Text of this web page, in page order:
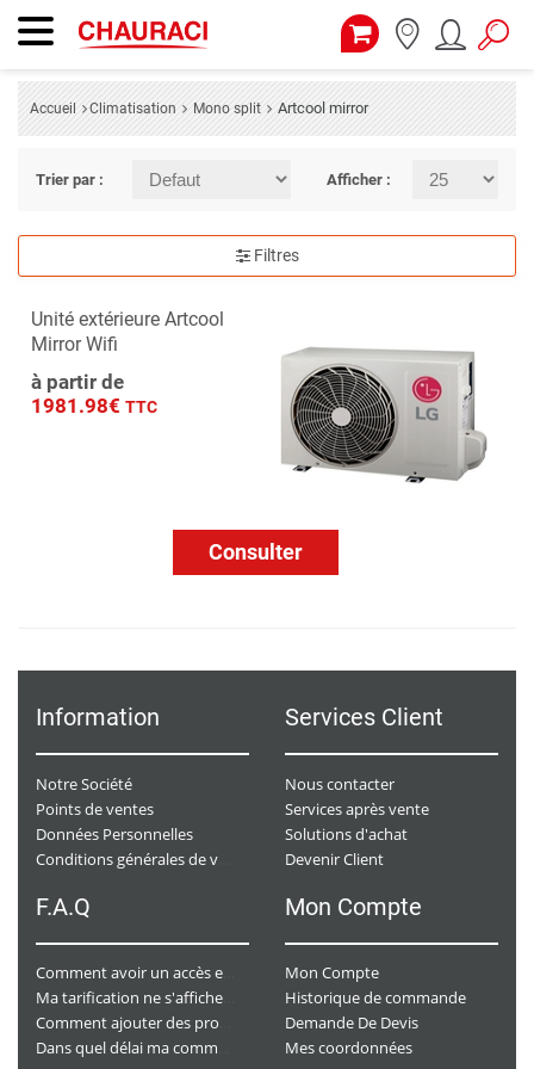
Accueil Climatisation Mono split Artcool mirror
Trier par : Afficher :
Filtres
Unité extérieure Artcool
Mirror Wifi
à partir de
1981.98€ TTC
Consulter
Information
Notre Société
Points de ventes
Données Personnelles
Services Client
Nous contacter
Services après vente
Solutions d'achat
Devenir Client
F.A.Q Mon Compte
Mon Compte
Historique de commande
Demande De Devis
Mes coordonnées